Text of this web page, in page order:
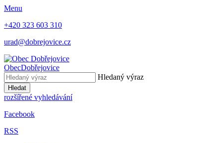
Menu
+420 323 603 310
urad@dobrejovice.cz
ObecDobřejovice
Hledaný výraz
Hledat
rozšířené vyhledávání
Facebook
RSS